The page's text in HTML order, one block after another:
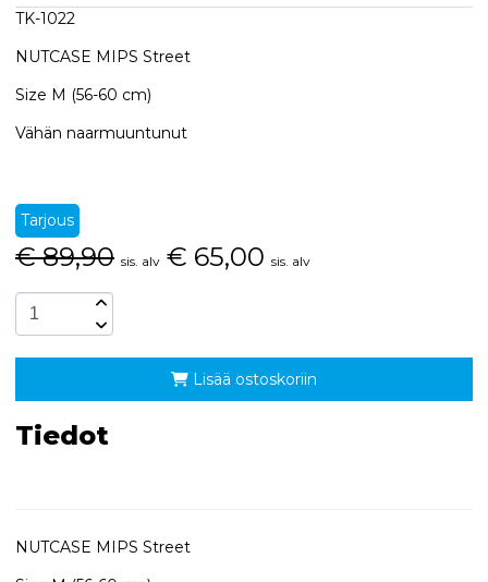
TK-1022
NUTCASE MIPS Street
Size M (56-60 cm)
Vähän naarmuuntunut
Tarjous
€ 89,90 sis. alv € 65,00 sis. alv
Lisää ostoskoriin
Tiedot
NUTCASE MIPS Street